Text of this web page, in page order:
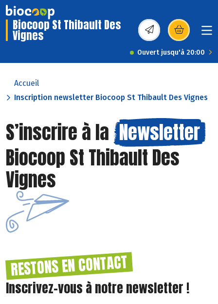
Biocoop St Thibault Des
Vignes (s’ouvre dans une
Ouvert jusqu'à 20:00
Accueil
Inscription newsletter Biocoop St Thibault Des Vignes
S’inscrire à la Newsletter
Biocoop St Thibault Des
Vignes
RESTONS EN CONTACT
Inscrivez-vous à notre newsletter !